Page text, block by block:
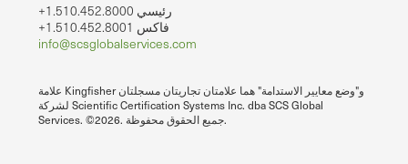
+1.510.452.8000 رئيسي
+1.510.452.8001 فاكس
info@scsglobalservices.com
علامة Kingfisher و"وضع معايير الاستدامة" هما علامتان تجاريتان مسجلتان
لشركة Scientific Certification Systems Inc. dba SCS Global
Services. ©2026. جميع الحقوق محفوظة.